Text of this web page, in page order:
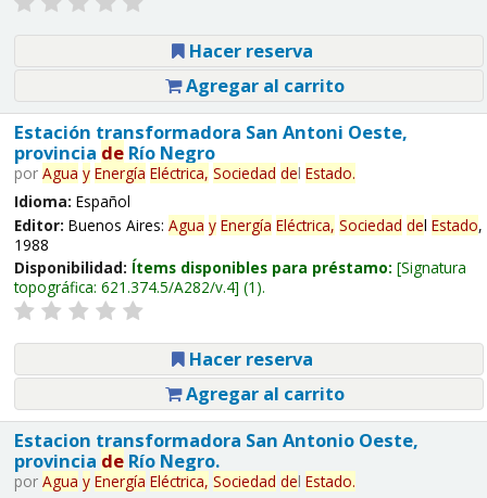
Hacer reserva
Agregar al carrito
Estación transformadora San Antoni Oeste,
provincia deRío Negro
por Agua y Energía Eléctrica, Sociedad del Estado.
Idioma: Español
Editor: Buenos Aires: Agua y Energía Eléctrica, Sociedad del Estado,
1988
Disponibilidad: Ítems disponibles para préstamo: Signatura
topográfica: 621.374.5/A282/v.4 (1).
Hacer reserva
Agregar al carrito
Estacion transformadora San Antonio Oeste,
provincia deRío Negro.
por Agua y Energía Eléctrica, Sociedad del Estado.